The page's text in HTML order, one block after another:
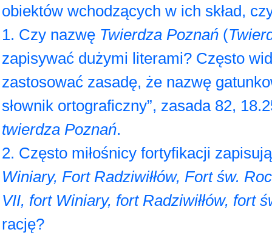
obiektów wchodzących w ich skład,
1. Czy nazwę Twierdza Poznań (
zapisywać dużymi literami? Często
zastosować zasadę, że nazwę
słownik ortograficzny”, zasada 82,
twierdza Poznań.
2. Często miłośnicy fortyfikacji
Winiary, Fort Radziwiłłów, Fort św.
VII, fort Winiary, fort Radziwiłłów, fort
rację?